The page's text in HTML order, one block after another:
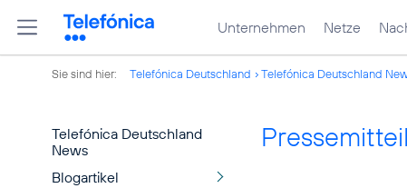
Unternehmen Netze
Sie sind hier: Telefónica Deutschland Telefónica Deutschland
Telefónica Deutschland
News
Blogartikel